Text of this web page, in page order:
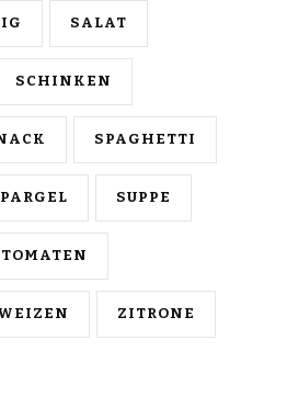
SALAT
SCHINKEN
SPAGHETTI
SUPPE
TOMATEN
ZITRONE